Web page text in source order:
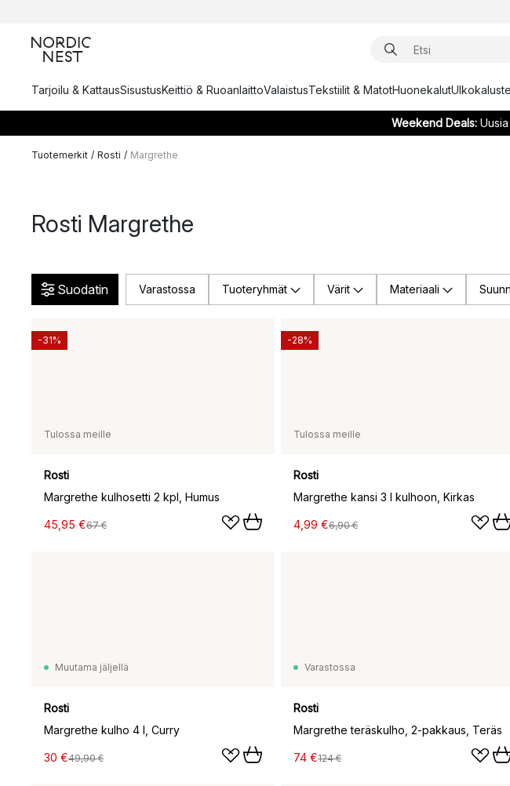
Tarjoilu & KattausSisustusKeittiö & RuoanlaittoValaistusTekstiilit & MatotHuonekalut
Weekend Deals:Uusia
Tuotemerkit / Rosti / Margrethe
Rosti Margrethe
Suodatin Varastossa Tuoteryhmät Värit Materiaali
Tulossa meille
Rosti
Margrethe kulhosetti 2 kpl, Humus
45,95 €67 €
-31%
Tulossa meille
Rosti
Margrethe kansi 3 l kulhoon, Kirkas
4,99 €6,90 €
-28%
Muutama jäljellä
Rosti
Margrethe kulho 4 l, Curry
30 €49,90 €
Varastossa
Rosti
Margrethe teräskulho, 2-pakkaus, Teräs
74 €124 €